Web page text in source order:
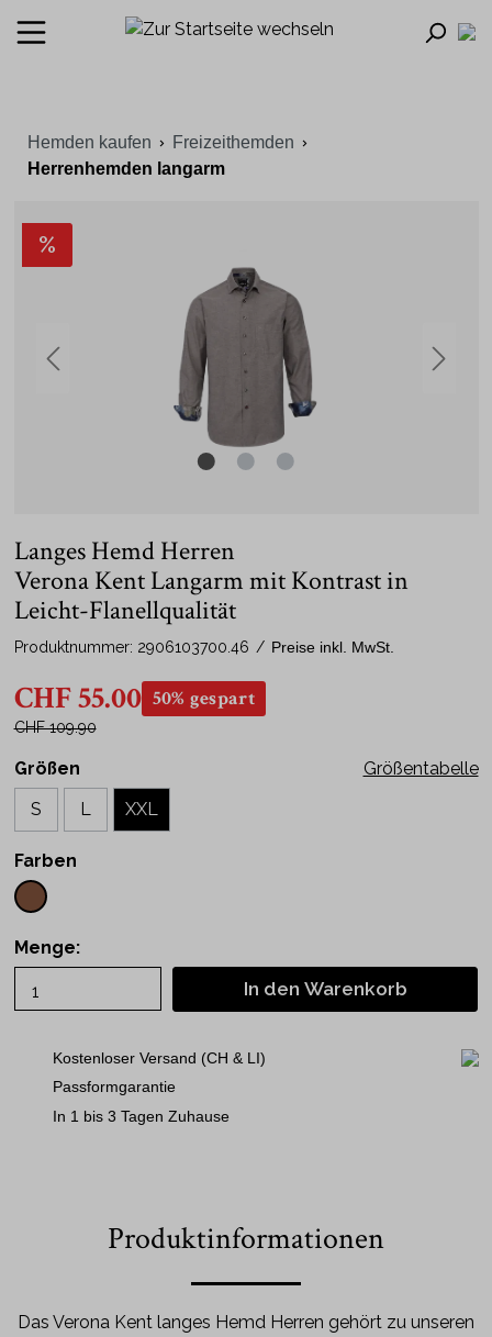
Hemden kaufen
Freizeithemden
Herrenhemden langarm
%
Langes Hemd Herren
Verona Kent Langarm mit Kontrast in
Leicht-Flanellqualität
Produktnummer: 2906103700.46 / Preise inkl. MwSt.
CHF 55.00 50% gespart
CHF 109.90
Größentabelle
Größen
L
S XXL
Farben
Menge:
In den Warenkorb
Kostenloser Versand (CH & LI)
Passformgarantie
In 1 bis 3 Tagen Zuhause
Produktinformationen
Das Verona Kent langes Hemd Herren gehört zu unseren